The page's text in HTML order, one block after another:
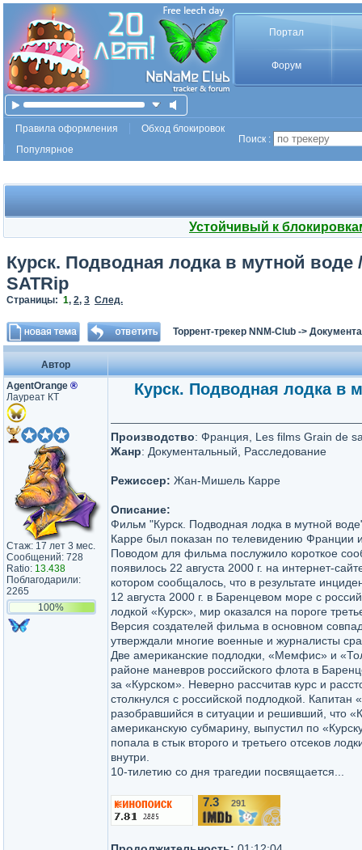
Портал
Форум
Правила оформления
Обход блокировок
Популярное
Поиск :
Устойчивый к
Курск. Подводная лодка в мутной
SATRip
Страницы: 1, 2, 3 След.
Торрент-трекер NNM-Club ->
Автор
AgentOrange ®
Лауреат КТ
Стаж: 17 лет 3 мес.
Сообщений: 728
Ratio: 13.438
Поблагодарили:
2265
100%
Курск. Подводная лодка в
Производство: Франция, Les films Grain de
Жанр: Документальный, Расследование
Режиссер: Жан-Мишель Карре
Описание:
Фильм "Курск. Подводная лодка в мутной
Карре был показан по телевидению Франции
Поводом для фильма послужило короткое
появилось 22 августа 2000 г. на интернет-
котором сообщалось, что в результате
12 августа 2000 г. в Баренцевом море с
лодкой «Курск», мир оказался на пороге
Версия создателей фильма в основном
утверждали многие военные и журналисты
Две американские подлодки, «Мемфис» и
районе маневров российского флота в
за «Курском». Неверно рассчитав курс и
столкнулся с российской подлодкой. Капитан
разобравшийся в ситуации и решивший, что
американскую субмарину, выпустил по
попала в стык второго и третьего отсеков
внутри.
10-тилетию со дня трагедии посвящается...
7.3 291